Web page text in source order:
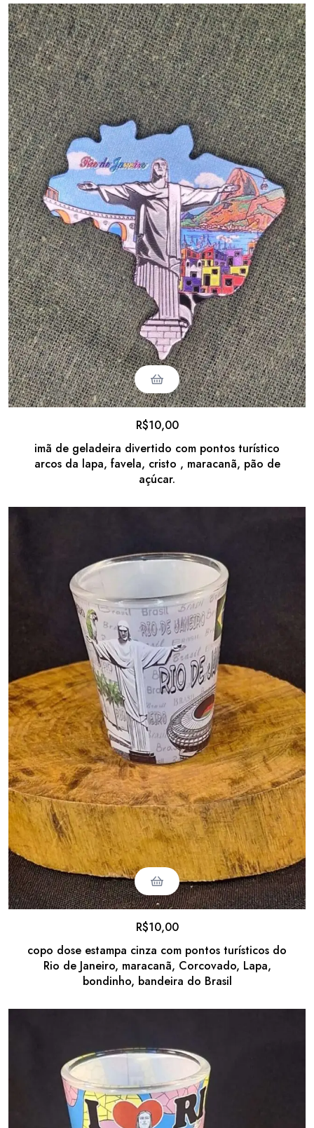
imã de geladeira divertido com pontos turístico
arcos da lapa, favela, cristo , maracanã, pão de
açúcar.
R$10,00
copo dose estampa cinza com pontos turísticos do
Rio de Janeiro, maracanã, Corcovado, Lapa,
bondinho, bandeira do Brasil
R$10,00